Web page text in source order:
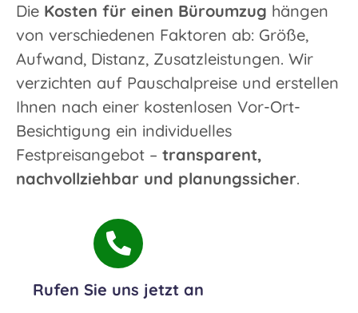
Die Kosten für einen Büroumzug hängen
von verschiedenen Faktoren ab: Größe,
Aufwand, Distanz, Zusatzleistungen. Wir
verzichten auf Pauschalpreise und erstellen
Ihnen nach einer kostenlosen Vor-Ort-
Besichtigung ein individuelles
Festpreisangebot – transparent,
nachvollziehbar und planungssicher.
Rufen Sie uns jetzt an